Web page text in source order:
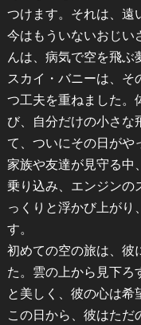
つけます。それは、遠
今はもういないおじい
んは、病気で空を飛ぶ
スカイ・バニーは、そ
つ工夫を重ねました。
び、自分だけの小さな
て、ついにその日がや
家族や友達が見守る中
乗り込み、エンジンの
っくりと浮かび上がり
す。
初めての空の旅は、彼
た。雲の上から見下ろ
と美しく、彼の心は希
この日から、彼はただ